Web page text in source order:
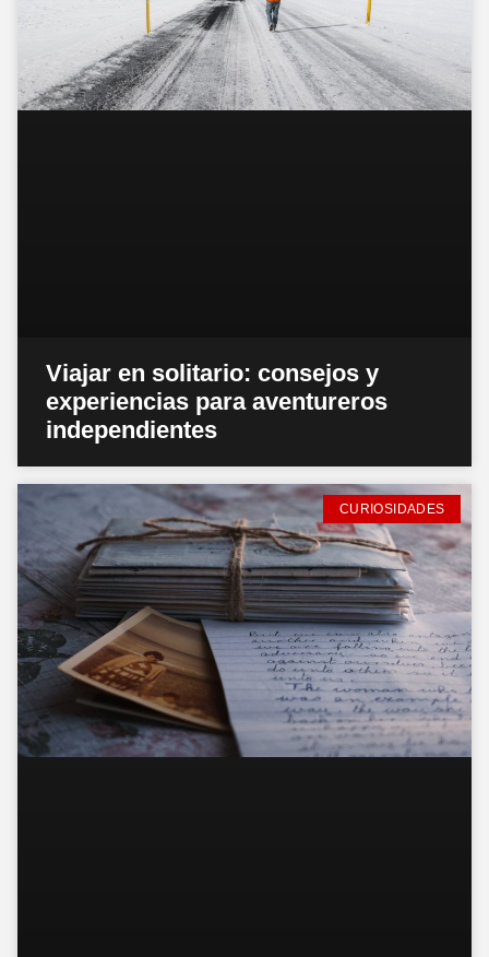
Viajar en solitario: consejos y
experiencias para aventureros
independientes
CURIOSIDADES